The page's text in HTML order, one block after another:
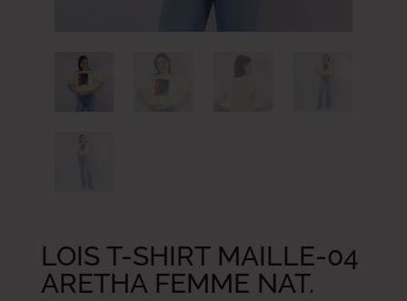
LOIS T-SHIRT MAILLE-04
ARETHA FEMME NAT.